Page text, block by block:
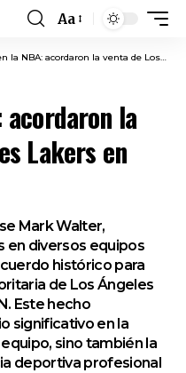
Font
Resizer
Aa
acordaron la venta de Los Ángeles Lakers en una cifra histórica
acordaron la
Lakers en
Mark Walter,
en diversos equipos
histórico para
de Los Ángeles
Este hecho
significativo en la
sino también la
deportiva profesional